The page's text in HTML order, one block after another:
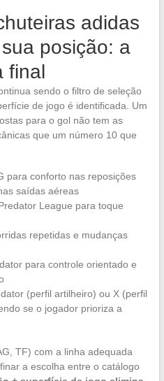
adidas
posição: a
final
sendo o filtro de seleção
de jogo é identificada. Um
para o gol não tem as
que um número 10 que
para conforto nas reposições
saídas aéreas
League para toque
repetidas e mudanças
para controle orientado e
(perfil artilheiro) ou X (perfil
se o jogador prioriza a
TF) com a linha adequada
a escolha entre o catálogo